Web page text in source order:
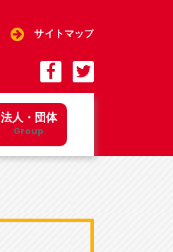
サイトマップ
法人・団体
Group